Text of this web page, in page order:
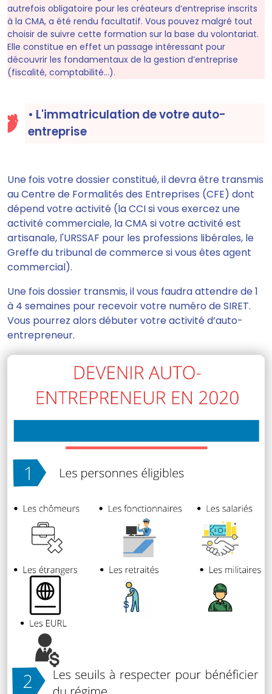
autrefois obligatoire pour les créateurs d’entreprise inscrits
à la CMA, a été rendu facultatif. Vous pouvez malgré tout
choisir de suivre cette formation sur la base du volontariat.
Elle constitue en effet un passage intéressant pour
découvrir les fondamentaux de la gestion d’entreprise
(fiscalité, comptabilité…).
• L'immatriculation de votre auto-
entreprise
Une fois votre dossier constitué, il devra être transmis
au Centre de Formalités des Entreprises (CFE) dont
dépend votre activité (la CCI si vous exercez une
activité commerciale, la CMA si votre activité est
artisanale, l'URSSAF pour les professions libérales, le
Greffe du tribunal de commerce si vous êtes agent
commercial).
Une fois dossier transmis, il vous faudra attendre de 1
à 4 semaines pour recevoir votre numéro de SIRET.
Vous pourrez alors débuter votre activité d’auto-
entrepreneur.